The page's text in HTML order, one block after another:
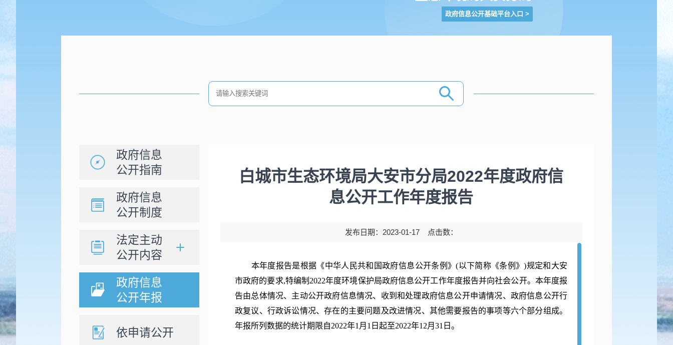
政府信息公开基础平台入口 >
政府信息
公开指南
政府信息
公开制度
法定主动
公开内容
政府信息
公开年报
依申请公开
白城市生态环境局大安市分局2022年度政府信
息公开工作年度报告
发布日期：2023-01-17 点击数：
本年度报告是根据《中华人民共和国政府信息公开条例》(以下简称《条例》)规定和大安
市政府的要求,特编制2022年度环境保护局政府信息公开工作年度报告并向社会公开。本年度报
告由总体情况、主动公开政府信息情况、收到和处理政府信息公开申请情况、政府信息公开行
政复议、行政诉讼情况、存在的主要问题及改进情况、其他需要报告的事项等六个部分组成。
年报所列数据的统计期限自2022年1月1日起至2022年12月31日。